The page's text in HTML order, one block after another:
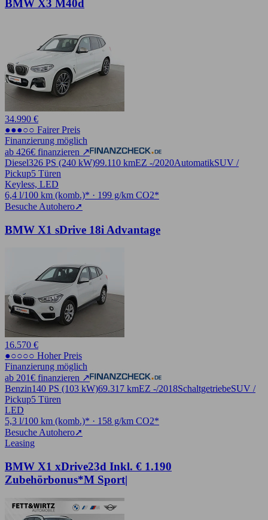
BMW X3 M40d
34.990 €
●●●○○ Fairer Preis
Finanzierung möglich
ab 426€ finanzieren ↗
Diesel326 PS (240 kW)99.110 kmEZ -/2020AutomatikSUV /
Pickup5 Türen
Keyless, LED
6,4 l/100 km (komb.)* · 199 g/km CO2*
Besuche Autohero➚
BMW X1 sDrive 18i Advantage
16.570 €
●○○○○ Hoher Preis
Finanzierung möglich
ab 201€ finanzieren ↗
Benzin140 PS (103 kW)69.317 kmEZ -/2018SchaltgetriebeSUV /
Pickup5 Türen
LED
5,3 l/100 km (komb.)* · 158 g/km CO2*
Besuche Autohero➚
Leasing
BMW X1 xDrive23d Inkl. € 1.190
Zubehörbonus*M Sport|